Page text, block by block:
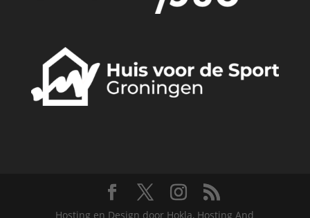
Hosting en Design door Hokla, Hosting And